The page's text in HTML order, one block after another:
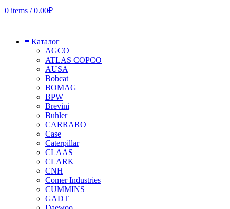
0 items / 0.00₽
≡ Каталог
AGCO
ATLAS COPCO
AUSA
Bobcat
BOMAG
BPW
Brevini
Buhler
CARRARO
Case
Caterpillar
CLAAS
CLARK
CNH
Comer Industries
CUMMINS
GADT